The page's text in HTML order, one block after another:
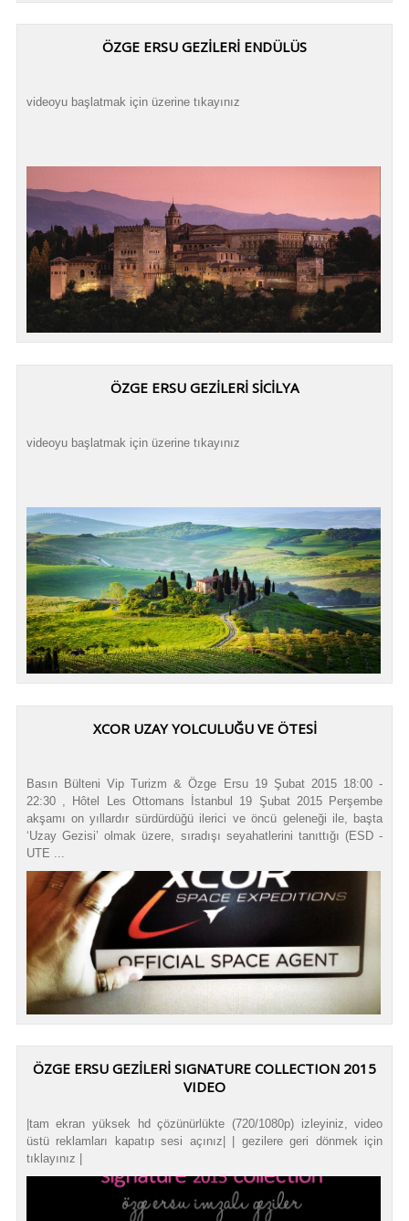
ÖZGE ERSU GEZİLERİ ENDÜLÜS
videoyu başlatmak için üzerine tıkayınız
ÖZGE ERSU GEZİLERİ SİCİLYA
videoyu başlatmak için üzerine tıkayınız
XCOR UZAY YOLCULUĞU VE ÖTESİ
Basın Bülteni Vip Turizm & Özge Ersu 19 Şubat 2015 18:00 -
22:30 , Hôtel Les Ottomans İstanbul 19 Şubat 2015 Perşembe
akşamı on yıllardır sürdürdüğü ilerici ve öncü geleneği ile, başta
‘Uzay Gezisi’ olmak üzere, sıradışı seyahatlerini tanıttığı (ESD -
UTE ...
ÖZGE ERSU GEZİLERİ SIGNATURE COLLECTION 2015
VIDEO
|tam ekran yüksek hd çözünürlükte (720/1080p) izleyiniz, video
üstü reklamları kapatıp sesi açınız| | gezilere geri dönmek için
tıklayınız |